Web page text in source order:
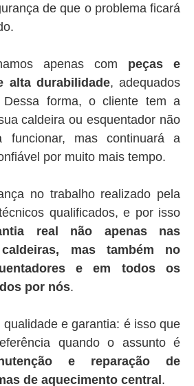
de que o problema ficará
apenas com peças e
alta durabilidade, adequados
forma, o cliente tem a
caldeira ou esquentador não
funcionar, mas continuará a
por muito mais tempo.
no trabalho realizado pela
qualificados, e por isso
real não apenas nas
mas também no
e em todos os
por nós.
e garantia: é isso que
quando o assunto é
e reparação de
de aquecimento central.